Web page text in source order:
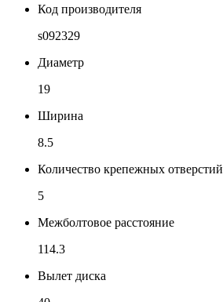
Код производителя
s092329
Диаметр
19
Ширина
8.5
Количество крепежных отверстий
5
Межболтовое расстояние
114.3
Вылет диска